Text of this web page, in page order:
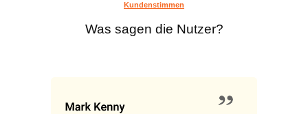
Kundenstimmen
Was sagen die Nutzer?